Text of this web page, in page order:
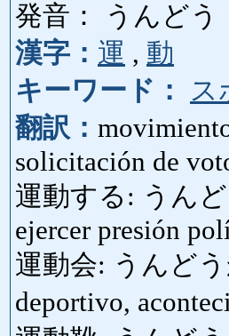
発音： うんどう
漢字： 運 , 動
キーワード：
ス
翻訳：
solicitación de
運動する: うんど
ejercer presión
運動会: うんどう
deportivo,